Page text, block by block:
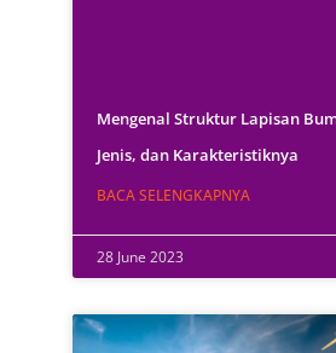
Mengenal Struktur Lapisan
Jenis, dan Karakteristiknya
BACA SELENGKAPNYA
28 June 2023